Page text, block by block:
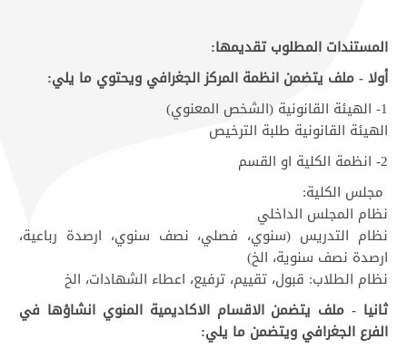
المستندات المطلوب تقديمها:
أولا - ملف يتضمن انظمة المركز الجغرافي ويحتوي ما يلي:
الهيئة القانونية طلبة الترخيص
مجلس الكلية:
نظام المجلس الداخلي
نظام التدريس (سنوي، فصلي، نصف سنوي، ارصدة رباعية،
ارصدة نصف سنوية، الخ)
نظام الطلاب: قبول، تقييم، ترفيع، اعطاء الشهادات، الخ
ثانيا - ملف يتضمن الاقسام الاكاديمية المنوي انشاؤها في
الفرع الجغرافي ويتضمن ما يلي: